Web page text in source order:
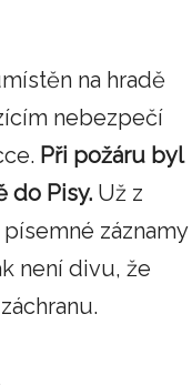
na hradě
nebezpečí
Při požáru byl
do Pisy. Už z
záznamy
není divu, že